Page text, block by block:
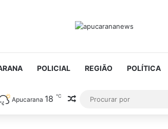
POLICIAL REGIÃO POLÍTICA
Apucarana 18 ℃ Artigo aleatório